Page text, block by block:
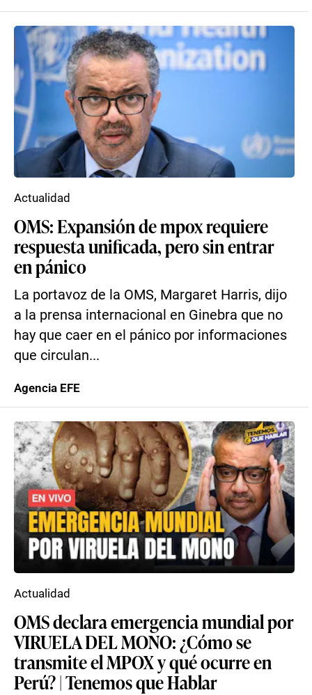
OMS: Expansión de mpox requiere
respuesta unificada, pero sin entrar
en pánico
La portavoz de la OMS, Margaret Harris, dijo
a la prensa internacional en Ginebra que no
hay que caer en el pánico por informaciones
que circulan...
Actualidad
Agencia EFE
OMS declara emergencia mundial por
VIRUELA DEL MONO: ¿Cómo se
transmite el MPOX y qué ocurre en
Perú? | Tenemos que Hablar
Actualidad